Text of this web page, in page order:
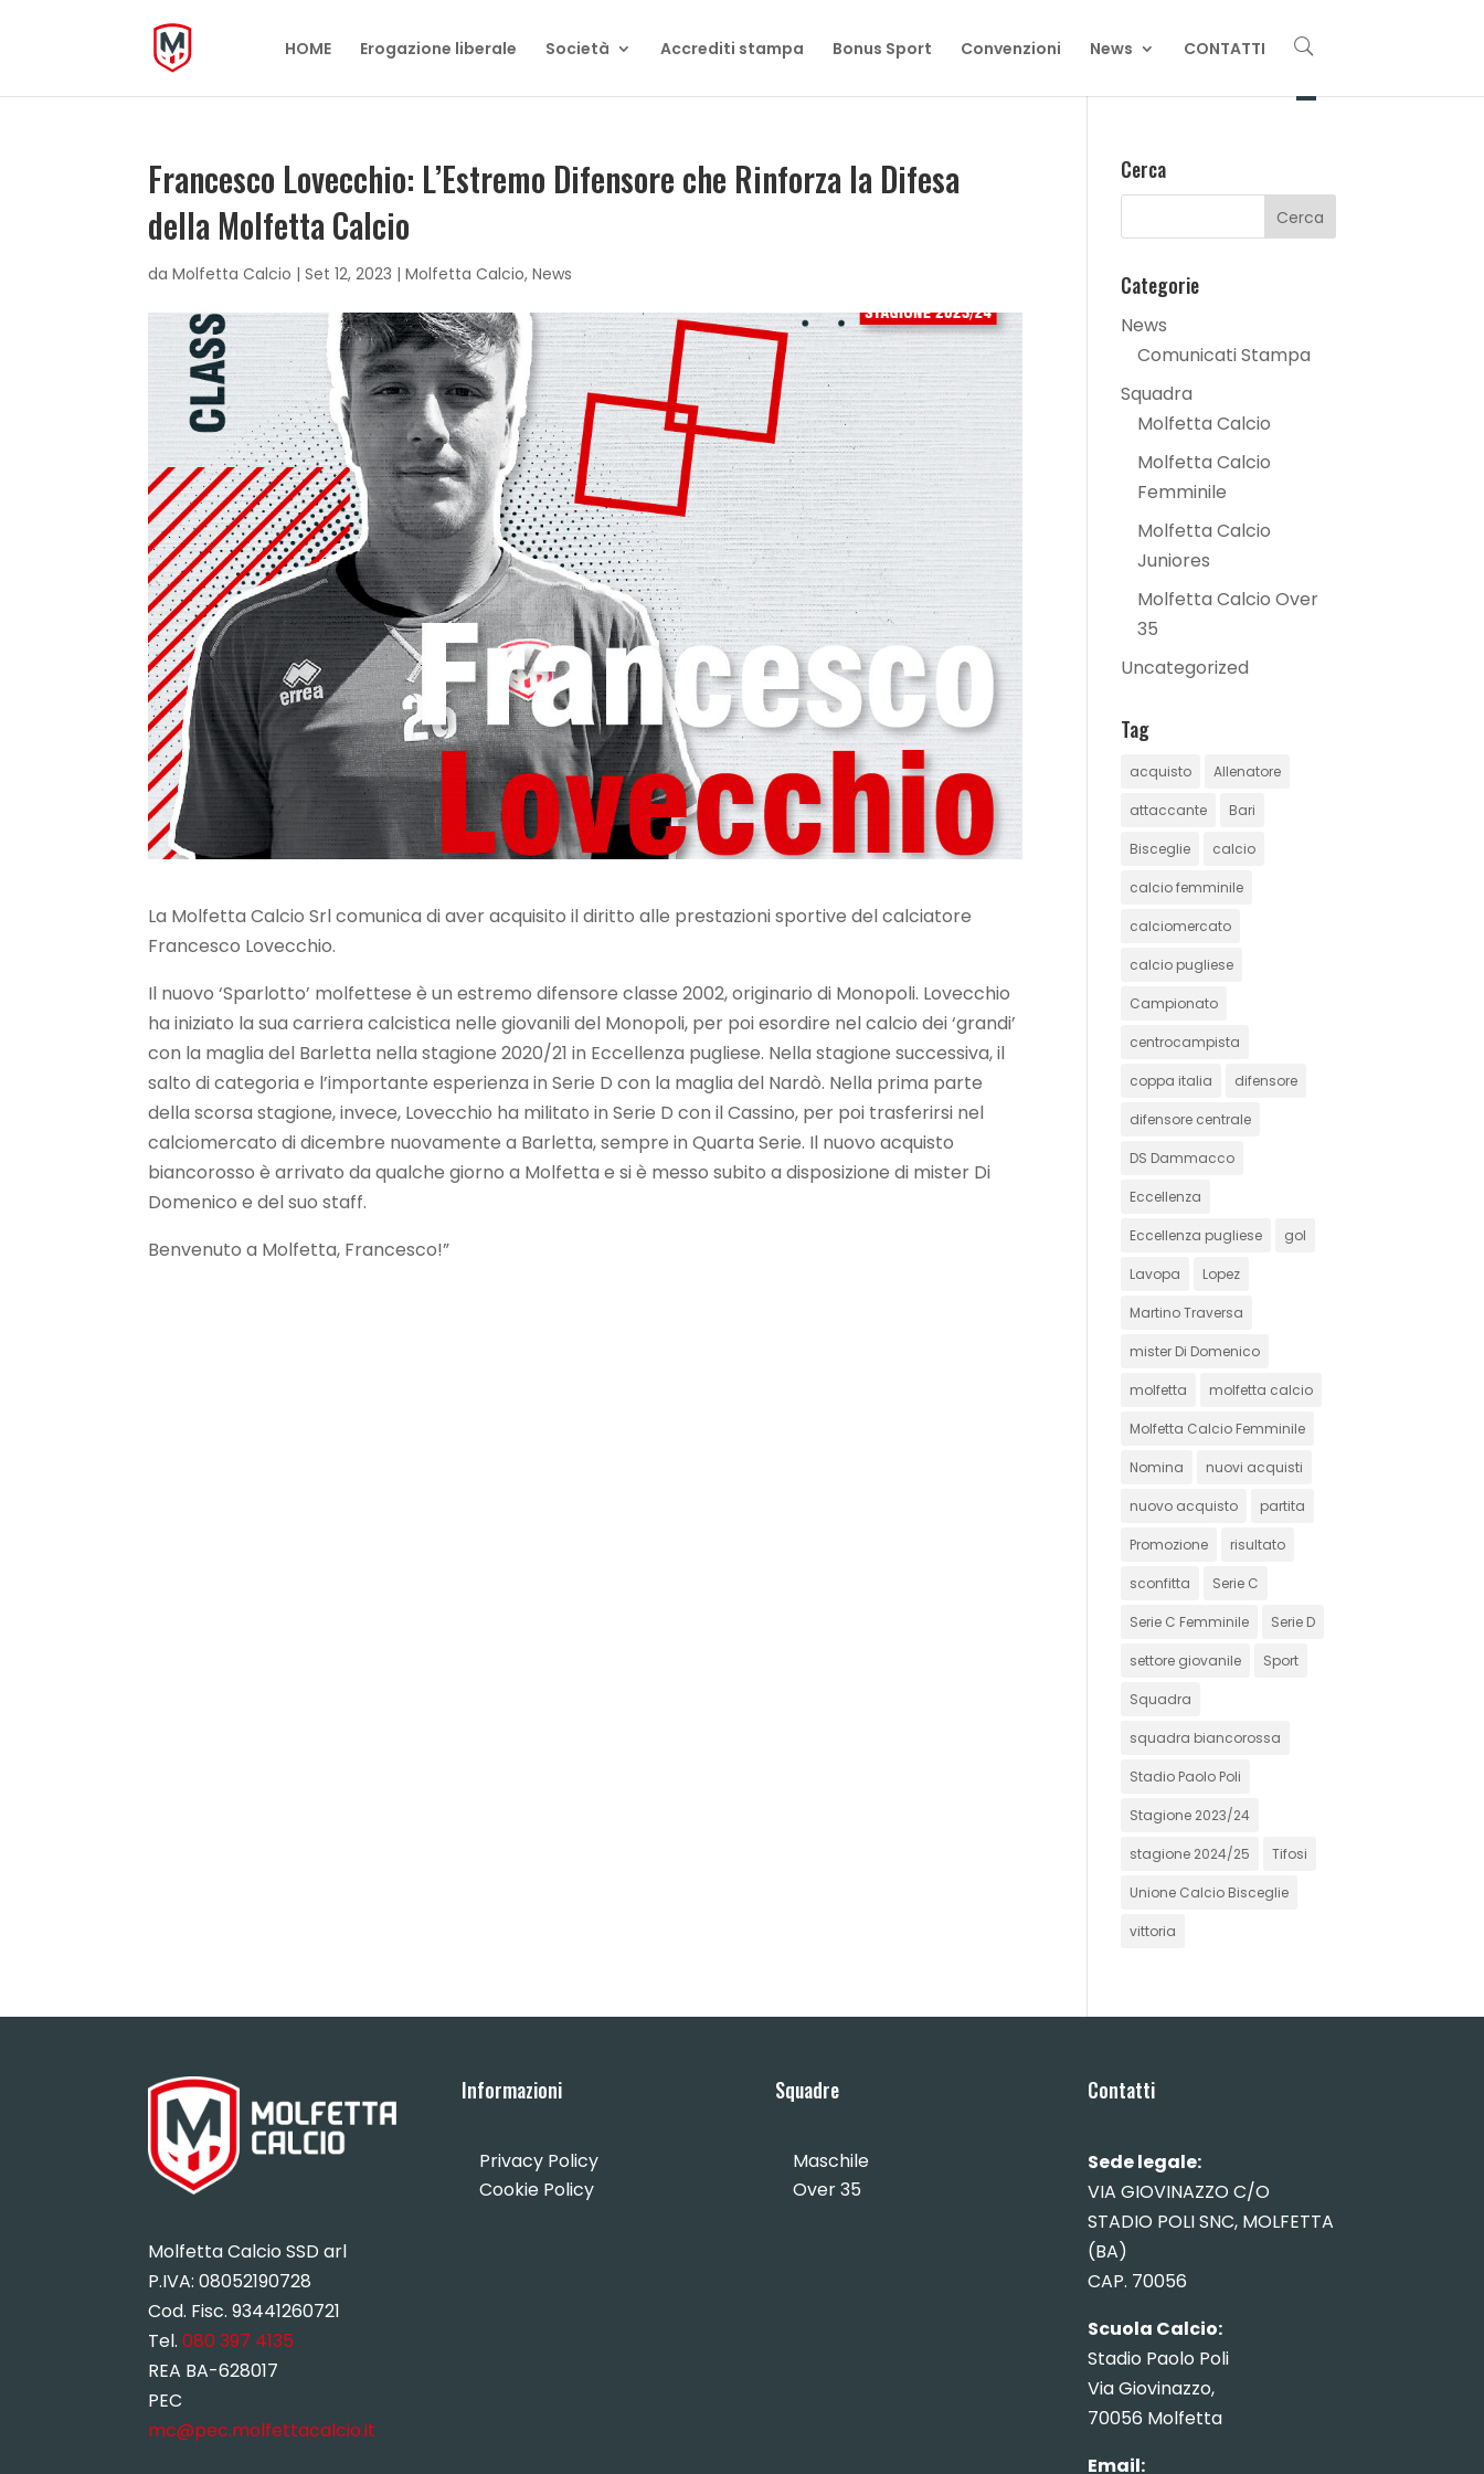
HOME Erogazione liberale Società Accrediti stampa Bonus Sport Convenzioni News CONTATTI U
Francesco Lovecchio: L’Estremo Difensore che Rinforza la Difesa
della Molfetta Calcio
daMolfetta Calcio |Set 12, 2023 |Molfetta Calcio,News
La Molfetta Calcio Srl comunica di aver acquisito il diritto alle prestazioni sportive del calciatore
Francesco Lovecchio.
Il nuovo ‘Sparlotto’ molfettese è un estremo difensore classe 2002, originario di Monopoli. Lovecchio
ha iniziato la sua carriera calcistica nelle giovanili del Monopoli, per poi esordire nel calcio dei ‘grandi’
con la maglia del Barletta nella stagione 2020/21 in Eccellenza pugliese. Nella stagione successiva, il
salto di categoria e l’importante esperienza in Serie D con la maglia del Nardò. Nella prima parte
della scorsa stagione, invece, Lovecchio ha militato in Serie D con il Cassino, per poi trasferirsi nel
calciomercato di dicembre nuovamente a Barletta, sempre in Quarta Serie. Il nuovo acquisto
biancorosso è arrivato da qualche giorno a Molfetta e si è messo subito a disposizione di mister Di
Domenico e del suo staff.
Benvenuto a Molfetta, Francesco!”
Cerca
Categorie
News
Comunicati Stampa
Squadra
Molfetta Calcio
Molfetta Calcio
Femminile
Molfetta Calcio
Juniores
Molfetta Calcio Over
35
Uncategorized
Tag
acquisto Allenatore
attaccante Bari
Bisceglie calcio
calcio femminile
calciomercato
calcio pugliese
Campionato
centrocampista
coppa italia difensore
difensore centrale
DS Dammacco
Eccellenza
Eccellenza pugliese gol
Lavopa Lopez
Martino Traversa
mister Di Domenico
molfetta molfetta calcio
Molfetta Calcio Femminile
Nomina nuovi acquisti
nuovo acquisto partita
Promozione risultato
sconfitta Serie C
Serie C Femminile Serie D
settore giovanile Sport
Squadra
squadra biancorossa
Stadio Paolo Poli
Stagione 2023/24
stagione 2024/25 Tifosi
Unione Calcio Bisceglie
vittoria
Molfetta Calcio SSD arl
P.IVA:08052190728
Cod. Fisc. 93441260721
Tel.080 397 4135
REA BA-628017
PEC
mc@pec.molfettacalcio.it
Informazioni
Privacy Policy
Cookie Policy
Squadre
Maschile
Over 35
Contatti
Sede legale:
VIA GIOVINAZZO C/O
STADIO POLI SNC, MOLFETTA
(BA)
CAP. 70056
Scuola Calcio:
Stadio Paolo Poli
Via Giovinazzo,
70056 Molfetta
Email: